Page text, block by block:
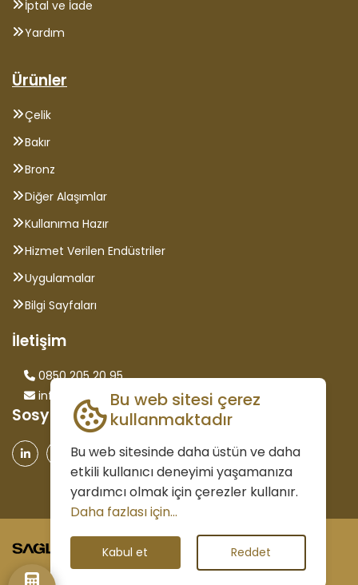
İptal ve İade
Yardım
Ürünler
Çelik
Bakır
Bronz
Diğer Alaşımlar
Kullanıma Hazır
Hizmet Verilen Endüstriler
Uygulamalar
Bilgi Sayfaları
İletişim
0850 205 20 95
info@saglammetal.com
Sosyal Medya
©2026 Tüm Hakları Saklıdır.
Bu web sitesi çerez
kullanmaktadır
Bu web sitesinde daha üstün ve daha
etkili kullanıcı deneyimi yaşamanıza
yardımcı olmak için çerezler kullanır.
Daha fazlası için...
Kabul et Reddet